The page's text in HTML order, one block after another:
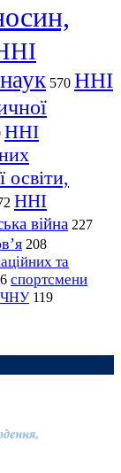
570 ННІ
ННІ
освіти,
ННІ
війна 227
208
та
спортсмени
ЧНУ 119